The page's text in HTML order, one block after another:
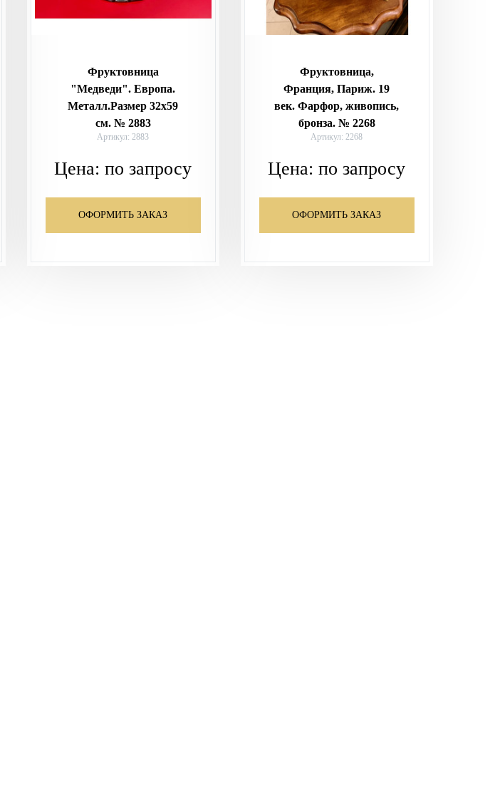
Фруктовница
"Медведи". Европа.
Металл.Размер 32х59
см. № 2883
Артикул: 2883
Цена:по запросу
ОФОРМИТЬ ЗАКАЗ
Фруктовница,
Франция, Париж. 19
век. Фарфор, живопись,
бронза. № 2268
Артикул: 2268
Цена:по запросу
ОФОРМИТЬ ЗАКАЗ